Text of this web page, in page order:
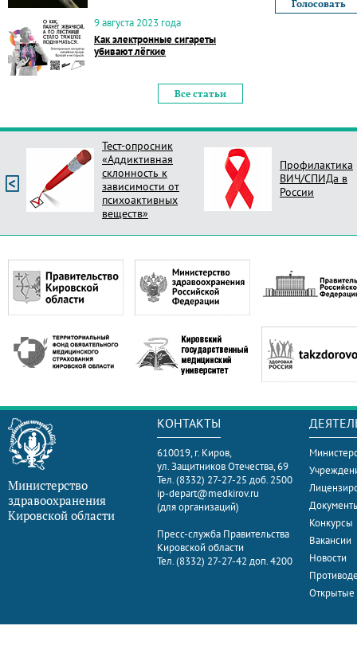
9 августа 2023 года
Как электронные сигареты
убивают лёгкие
Все статьи
Тест-опросник
«Аддиктивная
склонность к
зависимости от
психоактивных
веществ»
Профилактика
ВИЧ/СПИДа в
России
Министерство
здравоохранения
Кировской области
КОНТАКТЫ
610019, г. Киров,
ул. Защитников Отечества, 69
Тел. (8332) 27-27-25 доб. 2500
ip-depart@medkirov.ru
(для организаций)
Пресс-служба Правительства
Кировской области
Тел. (8332) 27-27-42 доп. 4200
Конкурсы
Вакансии
Новости